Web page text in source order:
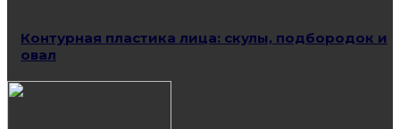
Контурная пластика лица: скулы, подбородок и
овал